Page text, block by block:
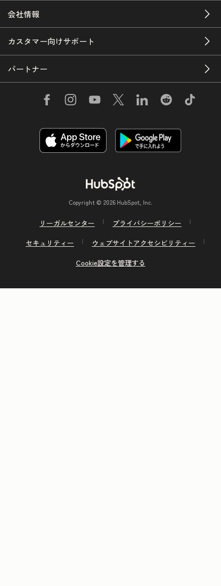
会社情報
カスタマー向けサポート
パートナー
Copyright © 2026 HubSpot, Inc.
リーガルセンター
プライバシーポリシー
セキュリティー
ウェブサイトアクセシビリティー
Cookie設定を管理する